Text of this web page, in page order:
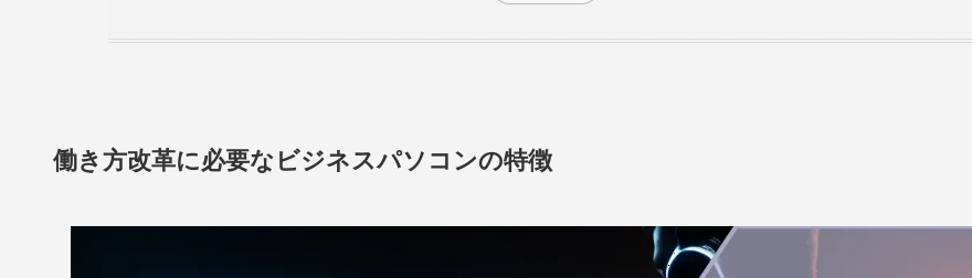
働き方改革に必要なビジネスパソコンの特徴